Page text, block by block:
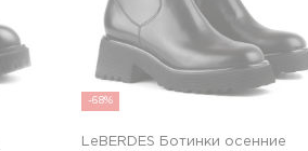
-68%
LeBERDES Ботинки осенние